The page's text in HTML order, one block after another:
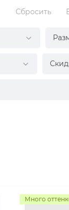
Сбросить
Много